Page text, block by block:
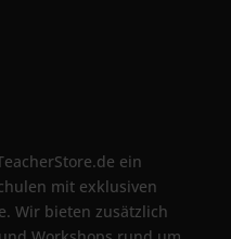
ein
mit exklusiven
Wir bieten zusätzlich